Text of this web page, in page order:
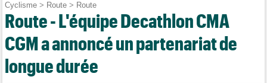
Cyclisme > Route > Route
Route - L'équipe Decathlon CMA
CGM a annoncé un partenariat de
longue durée